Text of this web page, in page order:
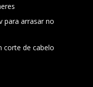
para arrasar no
corte de cabelo